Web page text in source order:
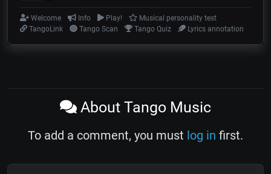
Welcome Info Play!
Musical personality test
TangoLink
Tango Scan Tango Quiz Lyrics annotation
About Tango Music
To add a comment, you must log in first.